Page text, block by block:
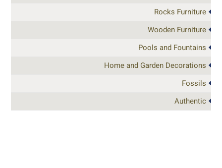
Rocks Furniture
Wooden Furniture
Pools and Fountains
Home and Garden Decorations
Fossils
Authentic